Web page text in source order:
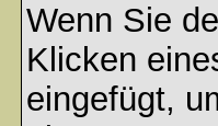
Wenn Sie
Klicken
eingefügt,